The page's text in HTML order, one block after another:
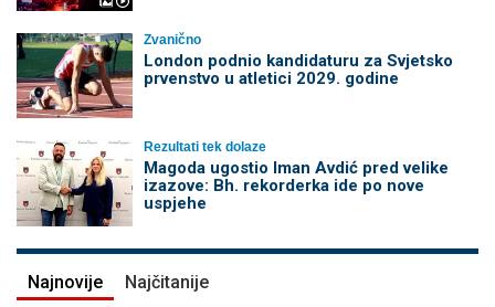
Zvanično
London podnio kandidaturu za Svjetsko
prvenstvo u atletici 2029. godine
Rezultati tek dolaze
Magoda ugostio Iman Avdić pred velike
izazove: Bh. rekorderka ide po nove
uspjehe
Najnovije Najčitanije